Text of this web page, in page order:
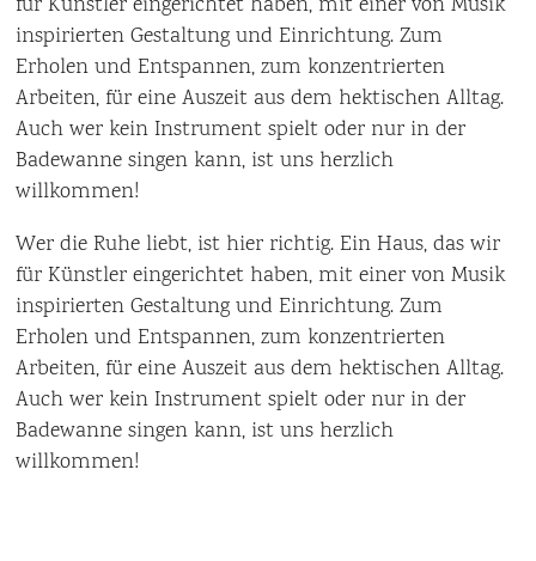
inspirierten Gestaltung und Einrichtung. Zum
Erholen und Entspannen, zum konzentrierten
Arbeiten, für eine Auszeit aus dem hektischen Alltag.
Auch wer kein Instrument spielt oder nur in der
Badewanne singen kann, ist uns herzlich
willkommen!
Wer die Ruhe liebt, ist hier richtig. Ein Haus, das wir
für Künstler eingerichtet haben, mit einer von Musik
inspirierten Gestaltung und Einrichtung. Zum
Erholen und Entspannen, zum konzentrierten
Arbeiten, für eine Auszeit aus dem hektischen Alltag.
Auch wer kein Instrument spielt oder nur in der
Badewanne singen kann, ist uns herzlich
willkommen!